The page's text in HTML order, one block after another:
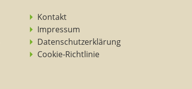
Kontakt
Impressum
Datenschutzerklärung
Cookie-Richtlinie